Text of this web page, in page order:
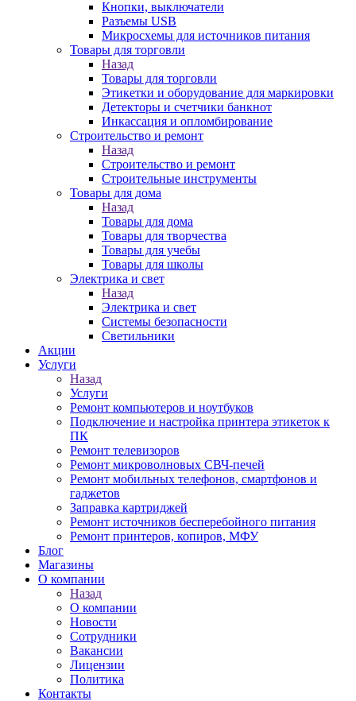
Кнопки, выключатели
Разъемы USB
Микросхемы для источников питания
Товары для торговли
Назад
Товары для торговли
Этикетки и оборудование для маркировки
Детекторы и счетчики банкнот
Инкассация и опломбирование
Строительство и ремонт
Назад
Строительство и ремонт
Строительные инструменты
Товары для дома
Назад
Товары для дома
Товары для творчества
Товары для учебы
Товары для школы
Электрика и свет
Назад
Электрика и свет
Системы безопасности
Светильники
Акции
Услуги
Назад
Услуги
Ремонт компьютеров и ноутбуков
Подключение и настройка принтера этикеток к
ПК
Ремонт телевизоров
Ремонт микроволновых СВЧ-печей
Ремонт мобильных телефонов, смартфонов и
гаджетов
Заправка картриджей
Ремонт источников бесперебойного питания
Ремонт принтеров, копиров, МФУ
Блог
Магазины
О компании
Назад
О компании
Новости
Сотрудники
Вакансии
Лицензии
Политика
Контакты